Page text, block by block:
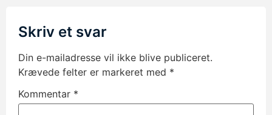
Skriv et svar
Din e-mailadresse vil ikke blive publiceret.
Krævede felter er markeret med *
Kommentar *